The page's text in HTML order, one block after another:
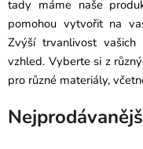
tady máme naše
pomohou vytvořit na
Zvýší trvanlivost
vzhled. Vyberte si z
pro různé materiály,